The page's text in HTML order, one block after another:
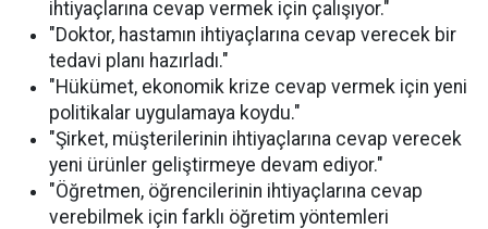
ihtiyaçlarına cevap vermek için çalışıyor."
"Doktor, hastamın ihtiyaçlarına cevap verecek bir
tedavi planı hazırladı."
"Hükümet, ekonomik krize cevap vermek için yeni
politikalar uygulamaya koydu."
"Şirket, müşterilerinin ihtiyaçlarına cevap verecek
yeni ürünler geliştirmeye devam ediyor."
"Öğretmen, öğrencilerinin ihtiyaçlarına cevap
verebilmek için farklı öğretim yöntemleri